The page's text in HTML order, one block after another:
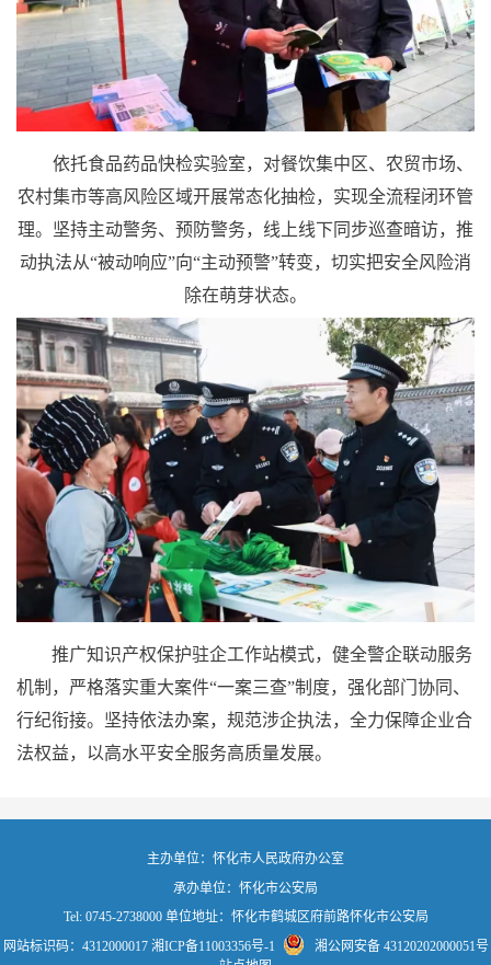
依托食品药品快检实验室，对餐饮集中区、农贸市场、
农村集市等高风险区域开展常态化抽检，实现全流程闭环管
理。坚持主动警务、预防警务，线上线下同步巡查暗访，推
动执法从“被动响应”向“主动预警”转变，切实把安全风险消
除在萌芽状态。
推广知识产权保护驻企工作站模式，健全警企联动服务
机制，严格落实重大案件“一案三查”制度，强化部门协同、
行纪衔接。坚持依法办案，规范涉企执法，全力保障企业合
法权益，以高水平安全服务高质量发展。
主办单位：怀化市人民政府办公室
承办单位：怀化市公安局
Tel: 0745-2738000 单位地址：怀化市鹤城区府前路怀化市公安局
网站标识码：4312000017 湘ICP备11003356号-1
湘公网安备 43120202000051号